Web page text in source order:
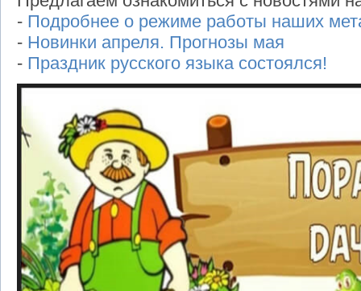
- Подробнее о режиме работы наших
- Новинки апреля. Прогнозы мая
- Праздник русского языка состоялся!